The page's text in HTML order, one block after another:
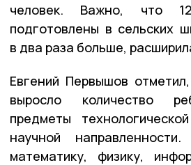
человек. Важно, что 12
подготовлены в сельских
в два раза больше,
Евгений Первышов
выросло количество
предметы
научной
математику, физику,